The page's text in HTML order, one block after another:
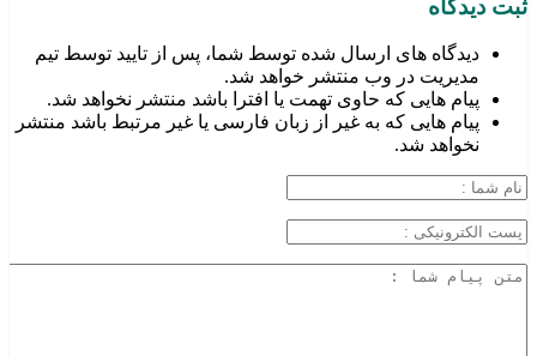
ثبت دیدگاه
دیدگاه های ارسال شده توسط شما، پس از تایید توسط تیم
مدیریت در وب منتشر خواهد شد.
پیام هایی که حاوی تهمت یا افترا باشد منتشر نخواهد شد.
پیام هایی که به غیر از زبان فارسی یا غیر مرتبط باشد منتشر
نخواهد شد.